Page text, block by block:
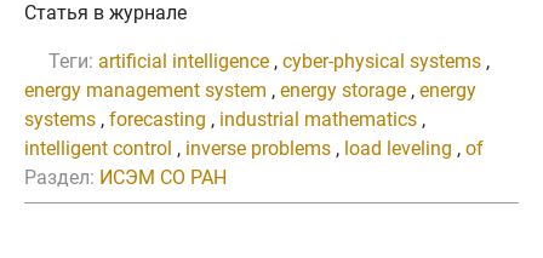
Статья в журнале
Теги: artificial intelligence , cyber-physical systems ,
energy management system , energy storage , energy
systems , forecasting , industrial mathematics ,
intelligent control , inverse problems , load leveling , of
Раздел: ИСЭМ СО РАН